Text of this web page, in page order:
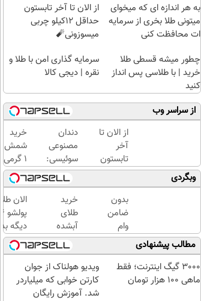
به هر اندازه ای که میخوای
میتونی طلا بخری از سرمایه
ات محافظت کنی
از الان تا آخر تابستون
حداقل 12کیلو چربی
میسوزونی🧨
چطور میشه قسطی طلا
خرید | با طلاسی پس انداز
کنید
سرمایه گذاری امن با طلا و
نقره | دیجی کالا
از سراسر وب
از الان تا
آخر
تابستون
حداقل
12کیلو
چربی
میسوزونی
🧨
دندان
مصنوعی
سوئیسی:
جدیدترین
فناوری
اروپا،
سبک و
مقاوم |
پرداخت
قسطی
خرید
شمش
1 گرمی
از
طلاسی
وبگردی
بدون
ضامن
وام
بگیر،
طلا
بخر
😍
خرید
طلای
آبشده
حتی با
۱۰۰هزارتومان
الان
دیگه
طلا با
بی‌بهره
مطالب پیشنهادی
3000 گیگ اینترنت؛ فقط
ماهی 100 هزار تومان
ویدیو هولناک از جوان
کارتن خوابی که میلیاردر
شد. آموزش رایگان